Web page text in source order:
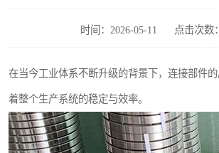
时间：2026-05-11 点击次数
在当今工业体系不断升级的背景下，连接部件
着整个生产系统的稳定与效率。